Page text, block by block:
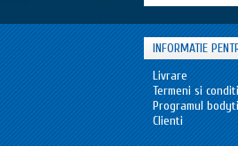
INFORMATIE
Livrare
Termeni si
Programul
Clienti